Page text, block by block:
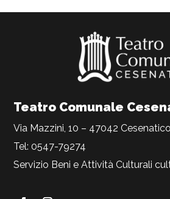
Teatro Comunale
Via Mazzini, 10 – 47042
Tel: 0547-79274
Servizio Beni e Attività Culturali